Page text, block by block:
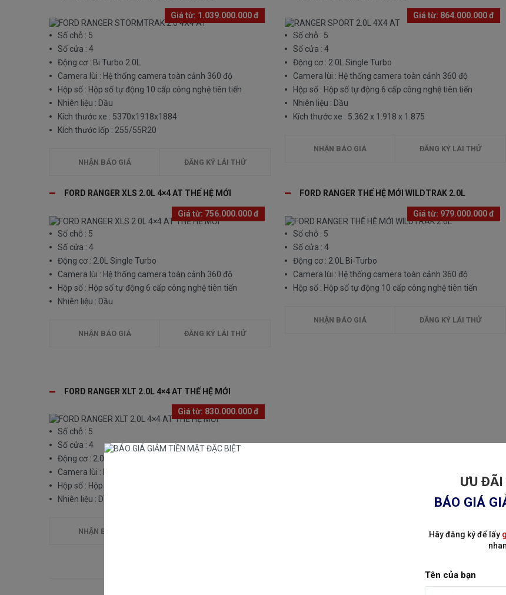
Giá từ: 1.039.000.000 đ
Số chỗ : 5
Số cửa : 4
Động cơ : Bi Turbo 2.0L
Camera lùi : Hệ thống camera toàn cảnh 360 độ
Hộp số : Hộp số tự động 10 cấp công nghệ tiên tiến
Nhiên liệu : Dầu
Kích thước xe : 5370x1918x1884
Kích thước lốp : 255/55R20
NHẬN BÁO GIÁ ĐĂNG KÝ LÁI THỬ
Giá từ: 864.000.000 đ
Số chỗ : 5
Số cửa : 4
Động cơ : 2.0L Single Turbo
Camera lùi : Hệ thống camera toàn cảnh 360 độ
Hộp số : Hộp số tự động 6 cấp công nghệ tiên tiến
Nhiên liệu : Dầu
Kích thước xe : 5.362 x 1.918 x 1.875
NHẬN BÁO GIÁ ĐĂNG KÝ LÁI THỬ
FORD RANGER XLS 2.0L 4×4 AT THẾ HỆ MỚI
Giá từ: 756.000.000 đ
Số chỗ : 5
Số cửa : 4
Động cơ : 2.0L Single Turbo
Camera lùi : Hệ thống camera toàn cảnh 360 độ
Hộp số : Hộp số tự động 6 cấp công nghệ tiên tiến
Nhiên liệu : Dầu
NHẬN BÁO GIÁ ĐĂNG KÝ LÁI THỬ
FORD RANGER THẾ HỆ MỚI WILDTRAK 2.0L
Giá từ: 979.000.000 đ
Số chỗ : 5
Số cửa : 4
Động cơ : 2.0L Bi-Turbo
Camera lùi : Hệ thống camera toàn cảnh 360 độ
Hộp số : Hộp số tự động 10 cấp công nghệ tiên tiến
NHẬN BÁO GIÁ ĐĂNG KÝ LÁI THỬ
FORD RANGER XLT 2.0L 4×4 AT THẾ HỆ MỚI
Giá từ: 830.000.000 đ
Số chỗ : 5
Số cửa : 4
Động cơ : 2.0L Single Turbo
Camera lùi : Hệ thống camera toàn cảnh 360 độ
Hộp số : Hộp số tự động 10 cấp công nghệ tiên tiến
Nhiên liệu : Dầu
NHẬN BÁO GIÁ
ƯU ĐÃI
BÁO GIÁ
Hãy đăng ký để lấy
Tên của bạn